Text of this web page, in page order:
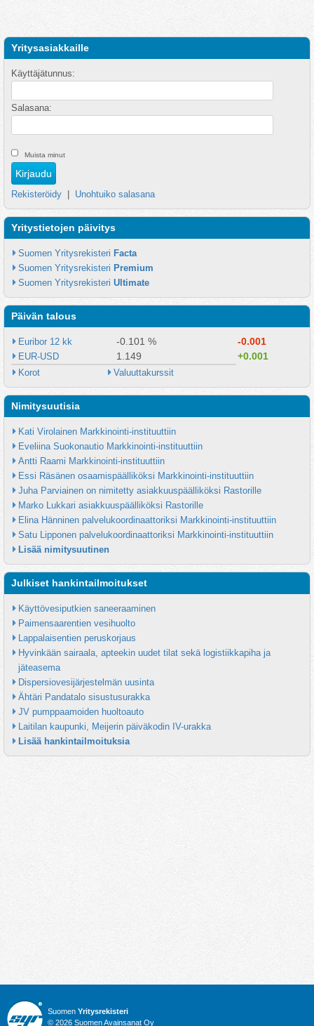
Yritysasiakkaille
Käyttäjätunnus:
Salasana:
Muista minut
Rekisteröidy Unohtuiko salasana
Yritystietojen päivitys
Suomen Yritysrekisteri Facta
Suomen Yritysrekisteri Premium
Suomen Yritysrekisteri Ultimate
Päivän talous
Euribor 12 kk -0.101 % -0.001
EUR-USD 1.149 +0.001
Korot Valuuttakurssit
Nimitysuutisia
Kati Virolainen Markkinointi-instituuttiin
Eveliina Suokonautio Markkinointi-instituuttiin
Antti Raami Markkinointi-instituuttiin
Essi Räsänen osaamispäälliköksi Markkinointi-instituuttiin
Juha Parviainen on nimitetty asiakkuuspäälliköksi Rastorille
Marko Lukkari asiakkuuspäälliköksi Rastorille
Elina Hänninen palvelukoordinaattoriksi Markkinointi-instituuttiin
Satu Lipponen palvelukoordinaattoriksi Markkinointi-instituuttiin
Lisää nimitysuutinen
Julkiset hankintailmoitukset
Käyttövesiputkien saneeraaminen
Paimensaarentien vesihuolto
Lappalaisentien peruskorjaus
Hyvinkään sairaala, apteekin uudet tilat sekä logistiikkapiha ja
jäteasema
Dispersiovesijärjestelmän uusinta
Ähtäri Pandatalo sisustusurakka
JV pumppaamoiden huoltoauto
Laitilan kaupunki, Meijerin päiväkodin IV-urakka
Lisää hankintailmoituksia
Suomen Yritysrekisteri
© 2026 Suomen Avainsanat Oy